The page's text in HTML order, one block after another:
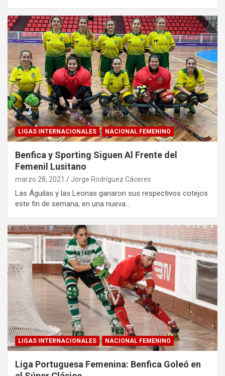
LIGAS INTERNACIONALES NACIONAL FEMENINO
Benfica y Sporting Siguen Al Frente del
Femenil Lusitano
marzo 28, 2021 Jorge Rodríguez Cáceres
Las Águilas y las Leonas ganaron sus respectivos cotejos
este fin de semana, en una nueva…
LIGAS INTERNACIONALES NACIONAL FEMENINO
Liga Portuguesa Femenina: Benfica Goleó en